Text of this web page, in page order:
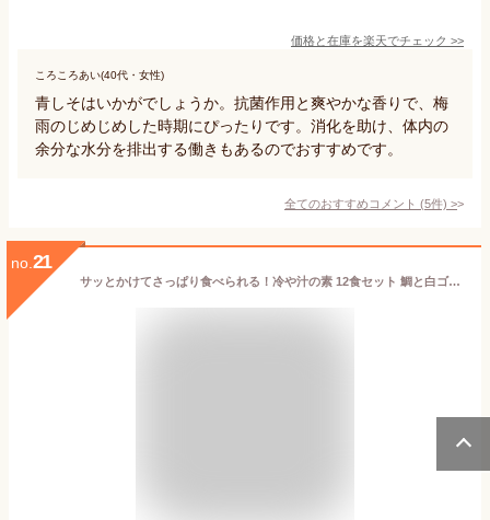
価格と在庫を楽天でチェック >>
ころころあい(40代・女性)
青しそはいかがでしょうか。抗菌作用と爽やかな香りで、梅
雨のじめじめした時期にぴったりです。消化を助け、体内の
余分な水分を排出する働きもあるのでおすすめです。
全てのおすすめコメント (5件) >
no. 21
サッとかけてさっぱり食べられる！冷や汁の素 12食セット 鯛と白ゴマ入り 冷や汁 冷汁 味噌汁 味噌 スタミナ料理 濃縮 ひやじる ご飯のお供 ご飯のおとも ごはんのお供 夏バテ 夏バテ対策 夏バテ解消 送料無料 千円ポッキリ メール便 買い回り